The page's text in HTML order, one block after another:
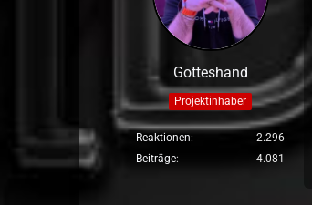
Gotteshand
Projektinhaber
Reaktionen
2.296
Beiträge
4.081